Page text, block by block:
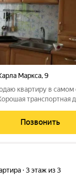
Маркса,9
квартиру в самом
транспортная
средний этаж с
Позвонить
3 этаж из 3